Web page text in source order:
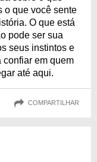
o que você sente
O que está
pode ser sua
seus instintos e
confiar em quem
até aqui.
COMPARTILHAR